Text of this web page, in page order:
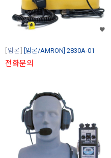
암론 [암론/AMRON] 2830A-01
전화문의